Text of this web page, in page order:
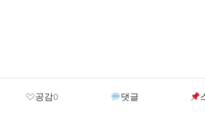
공감0 댓글